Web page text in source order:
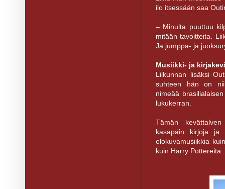
ilo itsessään saa
– Minulta puuttuu
mitään tavoitteita.
Ja jumppa- ja
Musiikki- ja
Liikunnan lisäksi
suhteen hän on
nimeää
lukukerran.
Tämän
kasapäin kirjoja ja
elokuvamusiikkia
kuin Harry